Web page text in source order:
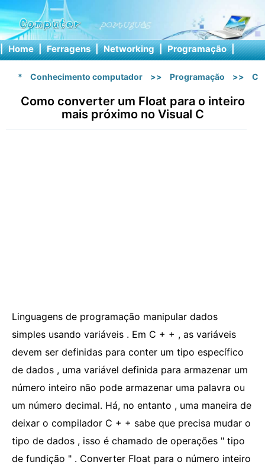
| Home | Ferragens | Networking | Programação |
* Conhecimento computador >> Programação >> C
Como converter um Float para o inteiro
mais próximo no Visual C
Linguagens de programação manipular dados
simples usando variáveis ​​. Em C + + , as variáveis ​​
devem ser definidas para conter um tipo específico
de dados , uma variável definida para armazenar um
número inteiro não pode armazenar uma palavra ou
um número decimal. Há, no entanto , uma maneira de
deixar o compilador C + + sabe que precisa mudar o
tipo de dados , isso é chamado de operações " tipo
de fundição " . Converter Float para o número inteiro